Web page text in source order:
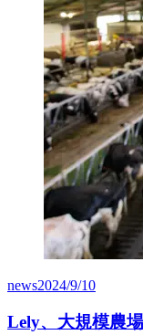
news2024/9/10
Lely、大規模農